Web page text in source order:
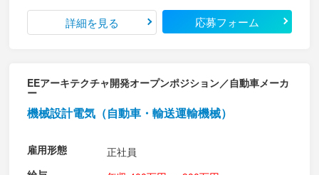
詳細を見る 応募フォーム
EEアーキテクチャ開発オープンポジション／自動車メーカ
ー
機械設計電気（自動車・輸送運輸機械）
雇用形態
正社員